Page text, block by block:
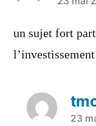
un sujet fort
23